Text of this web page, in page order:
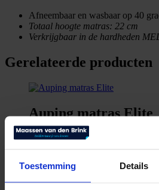
Toestemming Details
Afneembaar en wasbaar op 40
Totaal hoogte matras: 22 cm
Verkrijgbaar in de hardheden
Gerelateerde producten
Auping matras Elite
€1.895,00 Bekijk product